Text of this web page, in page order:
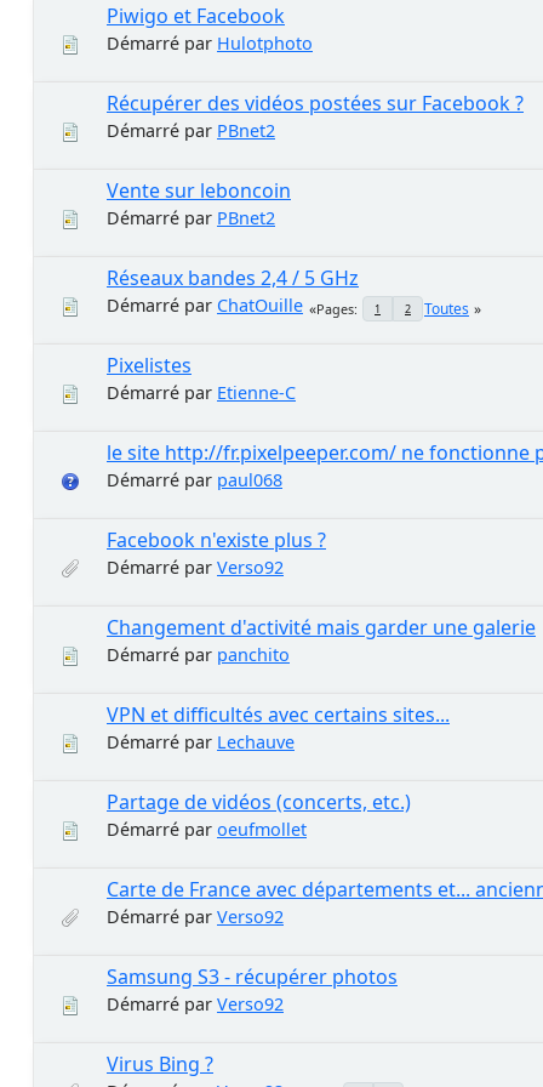
Piwigo et Facebook
Démarré par Hulotphoto
Récupérer des vidéos postées sur Facebook ?
Démarré par PBnet2
Vente sur leboncoin
Démarré par PBnet2
Réseaux bandes 2,4 / 5 GHz
Démarré par ChatOuille Pages 1 2 Toutes
Pixelistes
Démarré par Etienne-C
le site http://fr.pixelpeeper.com/ ne fonctionne
Démarré par paul068
Facebook n'existe plus ?
Démarré par Verso92
Changement d'activité mais garder une galerie
Démarré par panchito
VPN et difficultés avec certains sites...
Démarré par Lechauve
Partage de vidéos (concerts, etc.)
Démarré par oeufmollet
Carte de France avec départements et...
Démarré par Verso92
Samsung S3 - récupérer photos
Démarré par Verso92
Virus Bing ?